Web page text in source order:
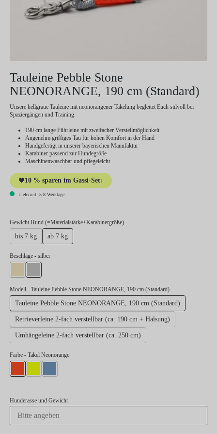
Tauleine Pebble Stone
NEONORANGE, 190 cm (Standard)
Unsere hellgraue Tauleine mit neonorangener Takelung begleitet Euch stilvoll bei
Spaziergängen und Training.
190 cm lange Führleine mit zweifacher Verstellmöglichkeit
Angenehm griffiges Tau für hohen Komfort in der Hand
Handgefertigt in unserer bayerischen Manufaktur
Karabiner passend zur Hundegröße
Maschinenwaschbar und pflegeleicht
10 % sparen im Gassi-Set↓
Lieferzeit: 5-8 Werktage
Gewicht Hund (=Materialstärke+Karabinergröße)auswählen
bis 7 kg ab 7 kg
Beschlägeauswählen
- silber
Modell - Tauleine Pebble Stone NEONORANGE, 190 cm (Standard)
Tauleine Pebble Stone NEONORANGE, 190 cm (Standard)
Retrieverleine 2-fach verstellbar (ca. 190 cm + Halsung)
Umhängeleine 2-fach verstellbar (ca. 250 cm)
Farbe - Takel Neonorange
Hunderasse und Gewicht